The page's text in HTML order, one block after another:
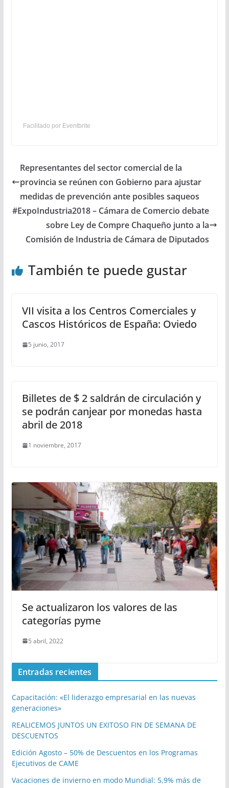
Facilitado por Eventbrite
Representantes del sector comercial de la
provincia se reúnen con Gobierno para ajustar
medidas de prevención ante posibles saqueos
#ExpoIndustria2018 – Cámara de Comercio debate
sobre Ley de Compre Chaqueño junto a la
Comisión de Industria de Cámara de Diputados
También te puede gustar
VII visita a los Centros Comerciales y
Cascos Históricos de España: Oviedo
5 junio, 2017
Billetes de $ 2 saldrán de circulación y
se podrán canjear por monedas hasta
abril de 2018
1 noviembre, 2017
Se actualizaron los valores de las
categorías pyme
5 abril, 2022
Entradas recientes
Capacitación: «El liderazgo empresarial en las nuevas
generaciones»
REALICEMOS JUNTOS UN EXITOSO FIN DE SEMANA DE
DESCUENTOS
Edición Agosto – 50% de Descuentos en los Programas
Ejecutivos de CAME
Vacaciones de invierno en modo Mundial: 5,9% más de